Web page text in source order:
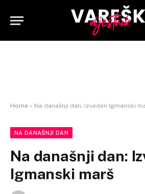
Home » Na današnji dan: Izveden Igmanski
NA DANAŠNJI DAN
Na današnji dan:
Igmanski marš